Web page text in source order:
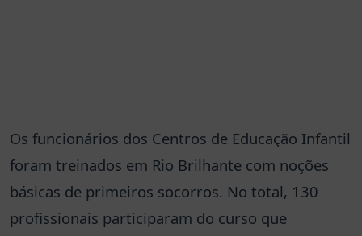
Os funcionários dos Centros de Educação Infantil
foram treinados em Rio Brilhante com noções
básicas de primeiros socorros. No total, 130
profissionais participaram do curso que